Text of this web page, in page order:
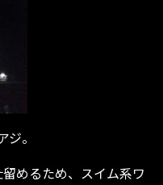
。
めるため、スイム系ワ